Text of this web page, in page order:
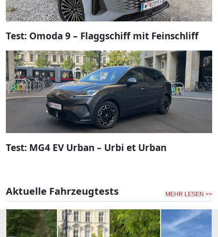
Test: Omoda 9 – Flaggschiff mit Feinschliff
Test: MG4 EV Urban – Urbi et Urban
Aktuelle Fahrzeugtests MEHR LESEN >>